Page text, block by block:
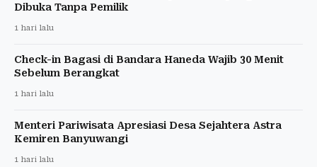
Dibuka Tanpa Pemilik
1 hari lalu
Check-in Bagasi di Bandara Haneda Wajib 30 Menit
Sebelum Berangkat
1 hari lalu
Menteri Pariwisata Apresiasi Desa Sejahtera Astra
Kemiren Banyuwangi
1 hari lalu